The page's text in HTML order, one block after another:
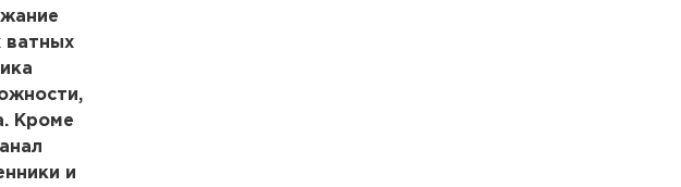
ватных
Кроме
и